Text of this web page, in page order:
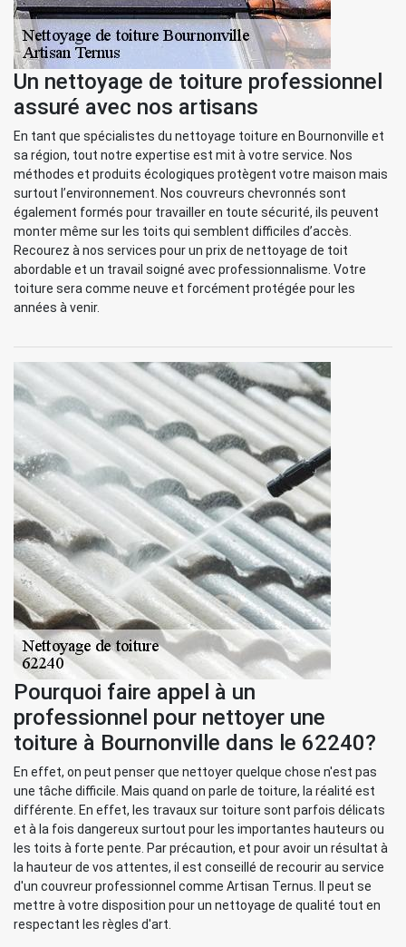
Un nettoyage de toiture professionnel
assuré avec nos artisans
En tant que spécialistes du nettoyage toiture en Bournonville et
sa région, tout notre expertise est mit à votre service. Nos
méthodes et produits écologiques protègent votre maison mais
surtout l’environnement. Nos couvreurs chevronnés sont
également formés pour travailler en toute sécurité, ils peuvent
monter même sur les toits qui semblent difficiles d’accès.
Recourez à nos services pour un prix de nettoyage de toit
abordable et un travail soigné avec professionnalisme. Votre
toiture sera comme neuve et forcément protégée pour les
années à venir.
Pourquoi faire appel à un
professionnel pour nettoyer une
toiture à Bournonville dans le 62240?
En effet, on peut penser que nettoyer quelque chose n'est pas
une tâche difficile. Mais quand on parle de toiture, la réalité est
différente. En effet, les travaux sur toiture sont parfois délicats
et à la fois dangereux surtout pour les importantes hauteurs ou
les toits à forte pente. Par précaution, et pour avoir un résultat à
la hauteur de vos attentes, il est conseillé de recourir au service
d'un couvreur professionnel comme Artisan Ternus. Il peut se
mettre à votre disposition pour un nettoyage de qualité tout en
respectant les règles d'art.